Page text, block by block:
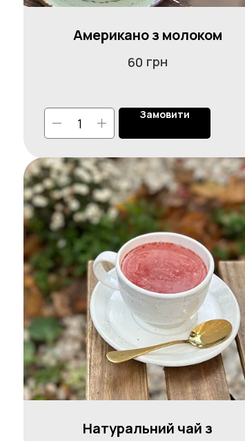
Американо з молоком
60 грн
Замовити
Натуральний чай з